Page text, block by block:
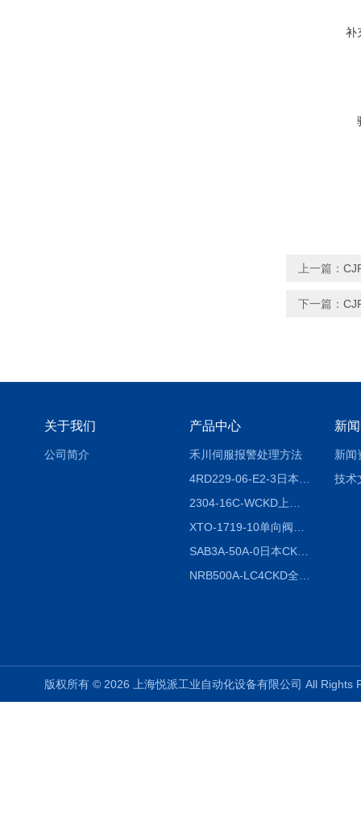
补
上一篇：
下一篇：
关于我们
公司简介
产品中心
禾川伺服报警处理方法
SAB3A-50A-0日本CKD全国授权代理
新
新闻
技术
版权所有 © 2026 上海悦派工业自动化设备有限公司 All